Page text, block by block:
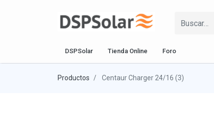
DSPSolar Tienda Online Foro
Productos Centaur Charger 24/16 (3)